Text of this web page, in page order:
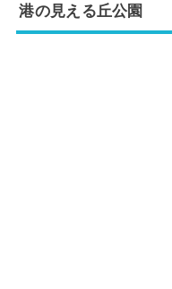
港の見える丘公園